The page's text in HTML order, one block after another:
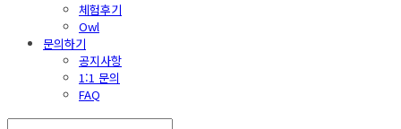
체험후기
Owl
문의하기
공지사항
1:1 문의
FAQ